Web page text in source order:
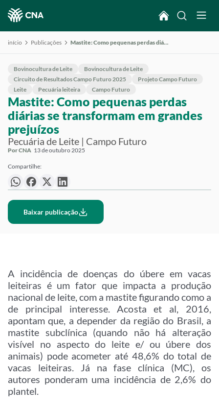
início Publicações Mastite: Como pequenas perdas diárias se transformam em grandes prejuízos
Bovinocultura de Leite
Bovinocultura de Leite
Circuito de Resultados Campo Futuro 2025
Projeto Campo Futuro
Leite
Pecuária leiteira Campo Futuro
Mastite: Como pequenas perdas
diárias se transformam em grandes
prejuízos
Pecuária de Leite | Campo Futuro
Por CNA 13 de outubro 2025
Compartilhe:
Baixar publicação
A incidência de doenças do úbere em vacas
leiteiras é um fator que impacta a produção
nacional de leite, com a mastite figurando como a
de principal interesse. Acosta et al, 2016,
apontam que, a depender da região do Brasil, a
mastite subclínica (quando não há alteração
visível no aspecto do leite e/ ou úbere dos
animais) pode acometer até 48,6% do total de
vacas leiteiras. Já na fase clínica (MC), os
autores ponderam uma incidência de 2,6% do
plantel.